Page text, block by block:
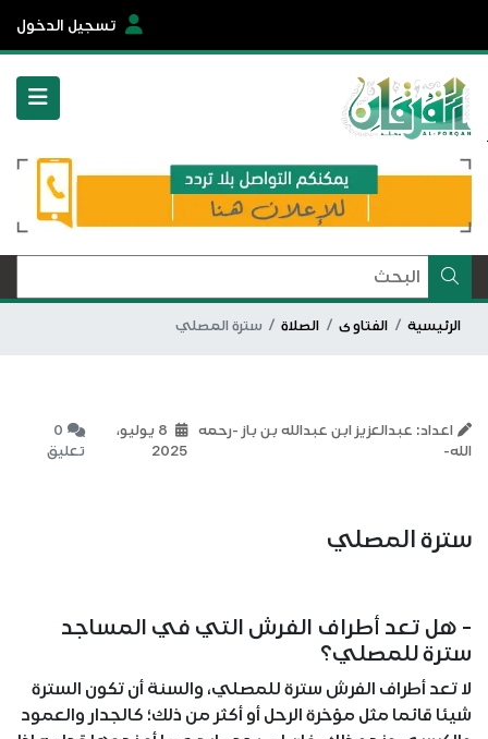
تسجيل الدخول
الرئيسية الفتاوى الصلاة سترة المصلي
اعداد: عبدالعزيز ابن عبدالله بن باز -رحمه
الله-
8 يوليو،
2025
0
تعليق
سترة المصلي
- هل تعد أطراف الفرش التي في المساجد
سترة للمصلي؟
لا تعد أطراف الفرش سترة للمصلي، والسنة أن تكون السترة
شيئا قائما مثل مؤخرة الرحل أو أكثر من ذلك؛ كالجدار والعمود